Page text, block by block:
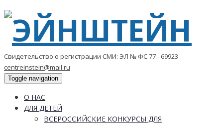
Свидетельство о регистрации СМИ: ЭЛ № ФС 77 - 69923
centreinstein@mail.ru
Toggle navigation
О НАС
ДЛЯ ДЕТЕЙ
ВСЕРОССИЙСКИЕ КОНКУРСЫ ДЛЯ